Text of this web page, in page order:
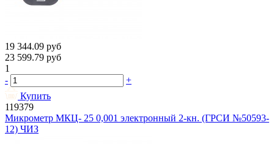
19 344.09 руб
23 599.79 руб
1
-
+
Купить
119379
Микрометр МКЦ- 25 0,001 электронный 2-кн. (ГРСИ №50593-
12) ЧИЗ